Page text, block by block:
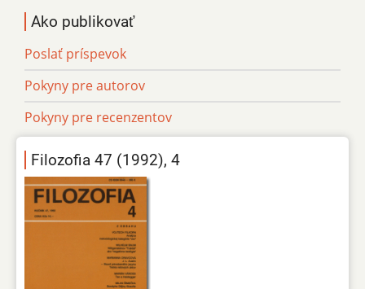
Ako publikovať
Poslať príspevok
Pokyny pre autorov
Pokyny pre recenzentov
Filozofia 47 (1992), 4